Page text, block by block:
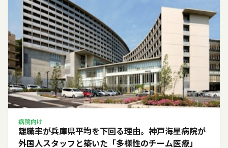
病院向け
離職率が兵庫県平均を下回る理由。神戸海星病院が
外国人スタッフと築いた「多様性のチーム医療」